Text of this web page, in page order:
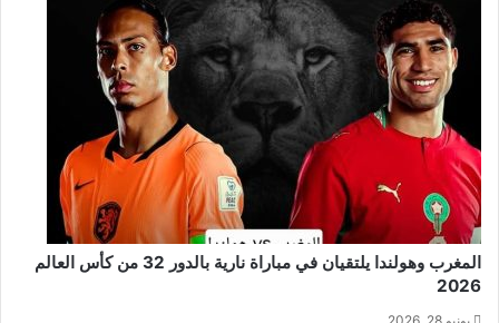
المغرب وهولندا يلتقيان في مباراة نارية بالدور 32 من كأس العالم
2026